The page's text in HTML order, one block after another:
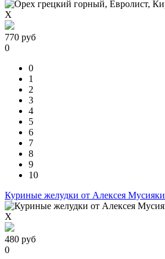
X
770 руб
0
0
1
2
3
4
5
6
7
8
9
10
Куриные желудки от Алексея Мусияки
X
480 руб
0